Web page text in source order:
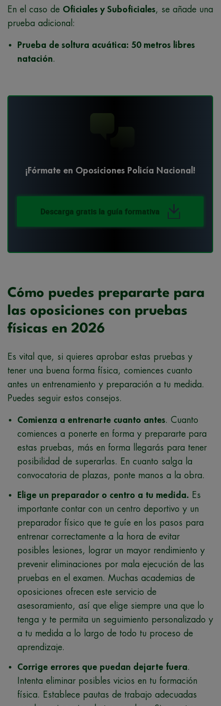
En el caso de Oficiales y Suboficiales, se añade una
prueba adicional:
Prueba de soltura acuática: 50 metros libres
natación.
¡Fórmate en Oposiciones Policía Nacional!
Descarga gratis la guía formativa
Cómo puedes prepararte para
las oposiciones con pruebas
físicas en 2026
Es vital que, si quieres aprobar estas pruebas y
tener una buena forma física, comiences cuanto
antes un entrenamiento y preparación a tu medida.
Puedes seguir estos consejos.
Comienza a entrenarte cuanto antes. Cuanto
comiences a ponerte en forma y prepararte para
estas pruebas, más en forma llegarás para tener
posibilidad de superarlas. En cuanto salga la
convocatoria de plazas, ponte manos a la obra.
Elige un preparador o centro a tu medida. Es
importante contar con un centro deportivo y un
preparador físico que te guíe en los pasos para
entrenar correctamente a la hora de evitar
posibles lesiones, lograr un mayor rendimiento y
prevenir eliminaciones por mala ejecución de las
pruebas en el examen. Muchas academias de
oposiciones ofrecen este servicio de
asesoramiento, así que elige siempre una que lo
tenga y te permita un seguimiento personalizado y
a tu medida a lo largo de todo tu proceso de
aprendizaje.
Corrige errores que puedan dejarte fuera.
Intenta eliminar posibles vicios en tu formación
física. Establece pautas de trabajo adecuadas